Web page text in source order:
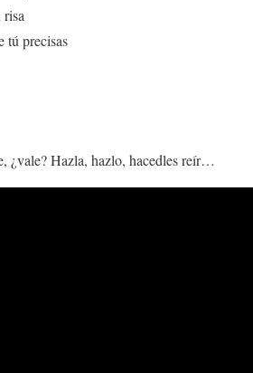
tú precisas
¿vale? Hazla, hazlo, hacedles reír…